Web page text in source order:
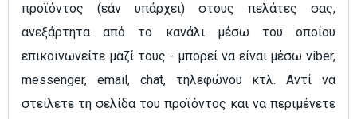
προϊόντος (εάν υπάρχει) στους πελάτες σας,
ανεξάρτητα από το κανάλι μέσω του οποίου
επικοινωνείτε μαζί τους - μπορεί να είναι μέσω viber,
messenger, email, chat, τηλεφώνου κτλ. Αντί να
στείλετε τη σελίδα του προϊόντος και να περιμένετε